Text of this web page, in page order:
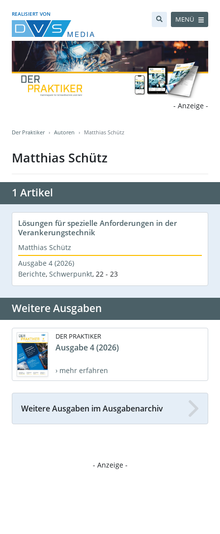
REALISIERT VON
MENÜ
- Anzeige -
Der Praktiker Autoren Matthias Schütz
Matthias Schütz
1 Artikel
Lösungen für spezielle Anforderungen in der
Verankerungstechnik
Matthias Schütz
Ausgabe 4 (2026)
Berichte, Schwerpunkt, 22 - 23
Weitere Ausgaben
DER PRAKTIKER
Ausgabe 4 (2026)
› mehr erfahren
Weitere Ausgaben im Ausgabenarchiv
- Anzeige -